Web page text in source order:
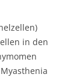
in den